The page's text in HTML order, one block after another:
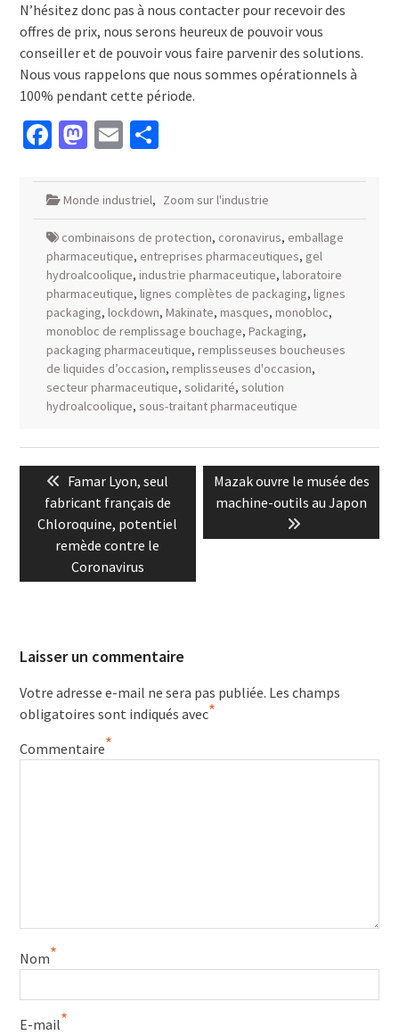
N’hésitez donc pas à nous contacter pour recevoir des
offres de prix, nous serons heureux de pouvoir vous
conseiller et de pouvoir vous faire parvenir des solutions.
Nous vous rappelons que nous sommes opérationnels à
100% pendant cette période.
Facebook
Mastodon
EmailPartager
Monde industriel, Zoom sur l'industrie
combinaisons de protection, coronavirus, emballage
pharmaceutique, entreprises pharmaceutiques, gel
hydroalcoolique, industrie pharmaceutique, laboratoire
pharmaceutique, lignes complètes de packaging, lignes
packaging, lockdown, Makinate, masques, monobloc,
monobloc de remplissage bouchage, Packaging,
packaging pharmaceutique, remplisseuses boucheuses
de liquides d’occasion, remplisseuses d'occasion,
secteur pharmaceutique, solidarité, solution
hydroalcoolique, sous-traitant pharmaceutique
Navigation
l’article
Previous
post:
Famar Lyon, seul
fabricant français de
Chloroquine, potentiel
remède contre le
Coronavirus
Next
post:
Mazak ouvre le musée des
machine-outils au Japon
Laisser un commentaire
Votre adresse e-mail ne sera pas publiée. Les champs
obligatoires sont indiqués avec*
Commentaire*
Nom*
E-mail*